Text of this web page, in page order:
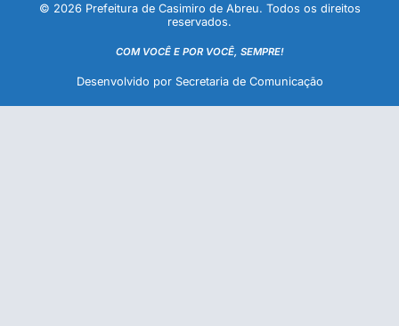
© 2026 Prefeitura de Casimiro de Abreu. Todos os direitos
reservados.
COM VOCÊ E POR VOCÊ, SEMPRE!
Desenvolvido por Secretaria de Comunicação